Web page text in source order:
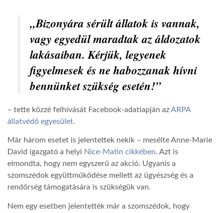
GLOBOBOOK
„Bizonyára sérült állatok is vannak,
vagy egyedül maradtak az áldozatok
lakásaiban. Kérjük, legyenek
figyelmesek és ne habozzanak hívni
bennünket szükség esetén!”
– tette közzé felhívását Facebook-adatlapján azARPA
állatvédő egyesület.
Már három esetet is jelentettek nekik – mesélte Anne-Marie
David igazgató a helyi Nice-Matin cikkében. Azt is
elmondta, hogy nem egyszerű az akció. Ugyanis a
szomszédok együttműködése mellett az ügyészség és a
rendőrség támogatására is szükségük van.
Nem egy esetben jelentették már a szomszédok, hogy